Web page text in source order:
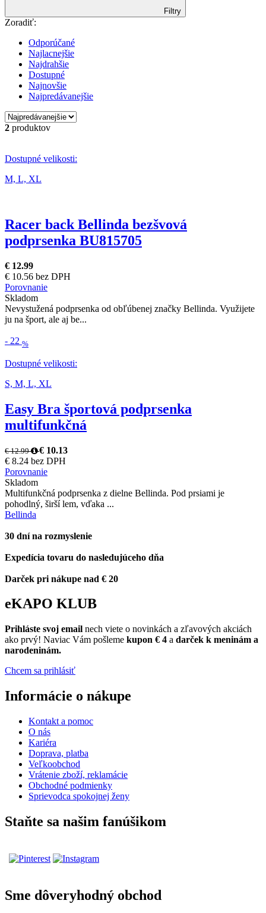
Filtry
Zoradiť:
Odporúčané
Najlacnejšie
Najdrahšie
Dostupné
Najnovšie
Najpredávanejšie
2 produktov
Dostupné velikosti:
M, L, XL
Racer back Bellinda bezšvová
podprsenka BU815705
€ 12.99
€ 10.56 bez DPH
Porovnanie
Skladom
Nevystužená podprsenka od obľúbenej značky Bellinda. Využijete
ju na šport, ale aj be...
- 22 %
Dostupné velikosti:
S, M, L, XL
Easy Bra športová podprsenka
multifunkčná
€ 12.99
€ 10.13
€ 8.24 bez DPH
Porovnanie
Skladom
Multifunkčná podprsenka z dielne Bellinda. Pod prsiami je
pohodlný, širší lem, vďaka ...
Bellinda
30 dní na rozmyslenie
Expedícia tovaru do nasledujúceho dňa
Darček pri nákupe nad € 20
eKAPO KLUB
Prihláste svoj email nech viete o novinkách a zľavových akciách
ako prvý! Naviac Vám pošleme kupon € 4 a darček k meninám a
narodeninám.
Chcem sa prihlásiť
Informácie o nákupe
Kontakt a pomoc
O nás
Kariéra
Doprava, platba
Veľkoobchod
Vrátenie zboží, reklamácie
Obchodné podmienky
Sprievodca spokojnej ženy
Staňte sa našim fanúšikom
Sme dôveryhodný obchod